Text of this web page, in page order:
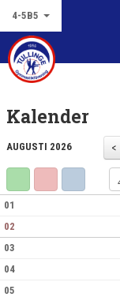
4-5B5
HEM
NYHETER
KALENDER
KONTAKT
Kalender
AUGUSTI 2026
01
02
03
04
05